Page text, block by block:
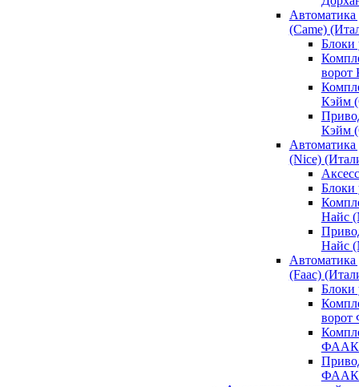
(Came)
Блоки
ворот
Кэйм
Кэйм
(Nice)
Блоки
Найс
Найс
(Faac)
ФААК
ФААК